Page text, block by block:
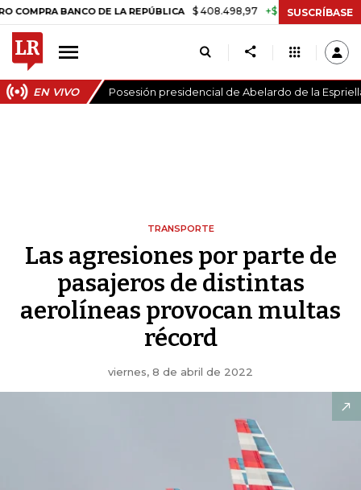
BANCO DE LA REPÚBLICA $ 408.498,97 +$ 8.753,81 +2,19% TASA
SUSCRÍBASE
EN VIVO Posesión presidencial de Abelardo de la
TRANSPORTE
Las agresiones por parte de
pasajeros de distintas
aerolíneas provocan multas
récord
viernes, 8 de abril de 2022